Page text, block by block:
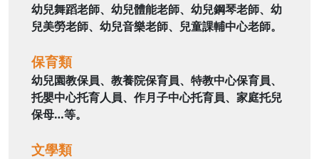
幼兒舞蹈老師、幼兒體能老師、幼兒鋼琴老師、幼
兒美勞老師、幼兒音樂老師、兒童課輔中心老師。
保育類
幼兒園教保員、教養院保育員、特教中心保育員、
托嬰中心托育人員、作月子中心托育員、家庭托兒
保母…等。
文學類